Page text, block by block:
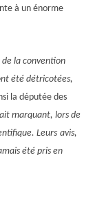
à un énorme
de la convention
été détricotées,
la députée des
marquant, lors de
Leurs avis,
été pris en